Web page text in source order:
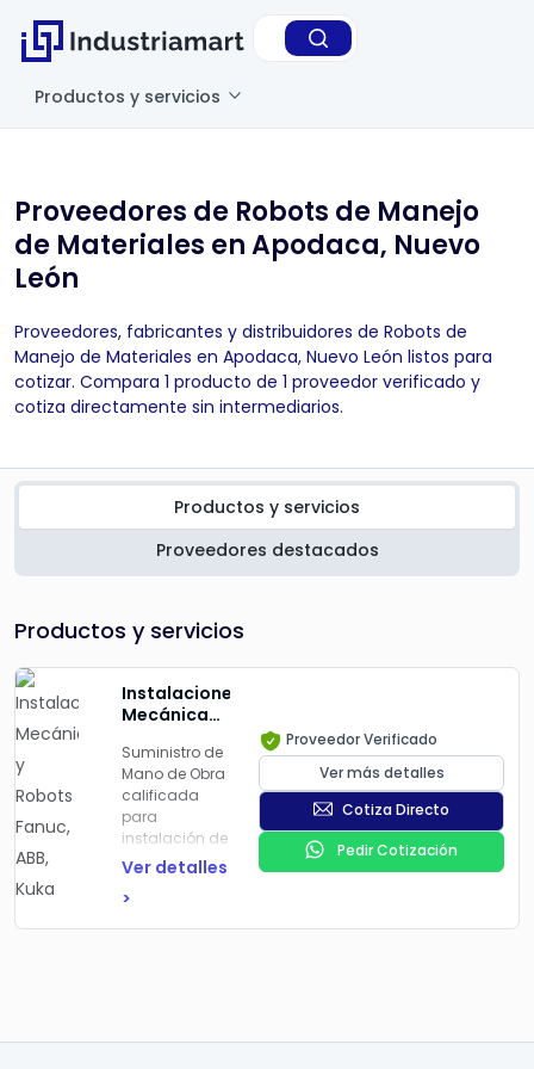
Productos y servicios
Proveedores de Robots de Manejo
de Materiales en Apodaca, Nuevo
León
Proveedores, fabricantes y distribuidores de Robots de
Manejo de Materiales en Apodaca, Nuevo León listos para
cotizar. Compara 1 producto de 1 proveedor verificado y
cotiza directamente sin intermediarios.
Productos y servicios
Proveedores destacados
Productos y servicios
Instalaciones
Mecánicas
Fanuc, ABB,
Kuka
Suministro de
Mano de Obra
calificada
para
instalación de
cualquier
de pintura,
soldadura o
Ver detalles
>
Proveedor Verificado
Ver más detalles
Cotiza Directo
Pedir Cotización